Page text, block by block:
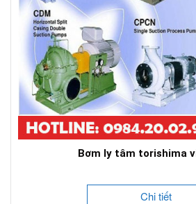
Bơm ly tâm torishima
Chi tiết